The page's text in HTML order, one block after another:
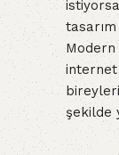
Modern
internet
şekilde